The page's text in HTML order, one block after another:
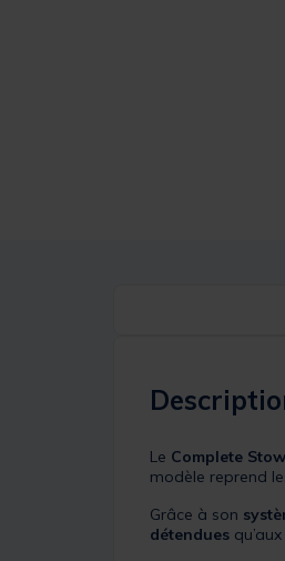
Le Complete
modèle reprend
Grâce à son
détendues qu’aux